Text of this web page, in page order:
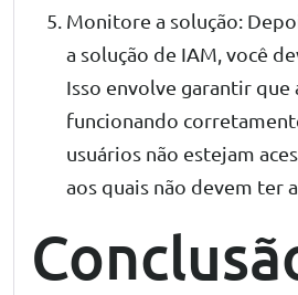
Monitore a solução:
a solução de IAM, você
Isso envolve garantir que
funcionando
usuários não estejam
aos quais não devem ter